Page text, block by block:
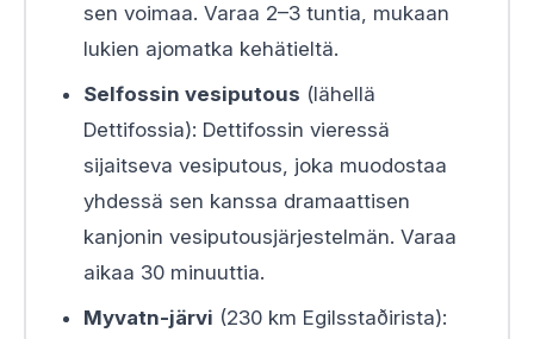
sen voimaa. Varaa 2–3 tuntia, mukaan
lukien ajomatka kehätieltä.
Selfossin vesiputous (lähellä
Dettifossia): Dettifossin vieressä
sijaitseva vesiputous, joka muodostaa
yhdessä sen kanssa dramaattisen
kanjonin vesiputousjärjestelmän. Varaa
aikaa 30 minuuttia.
Myvatn-järvi (230 km Egilsstaðirista):